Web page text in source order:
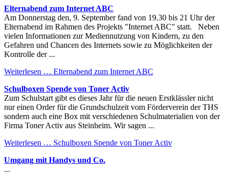
Elternabend zum Internet ABC
Am Donnerstag den, 9. September fand von 19.30 bis 21 Uhr der
Elternabend im Rahmen des Projekts "Internet ABC" statt. Neben
vielen Informationen zur Mediennutzung von Kindern, zu den
Gefahren und Chancen des Internets sowie zu Möglichkeiten der
Kontrolle der ...
Weiterlesen … Elternabend zum Internet ABC
Schulboxen Spende von Toner Activ
Zum Schulstart gibt es dieses Jahr für die neuen Erstklässler nicht
nur einen Order für die Grundschulzeit vom Förderverein der THS
sondern auch eine Box mit verschiedenen Schulmaterialien von der
Firma Toner Activ aus Steinheim. Wir sagen ...
Weiterlesen … Schulboxen Spende von Toner Activ
Umgang mit Handys und Co.
...